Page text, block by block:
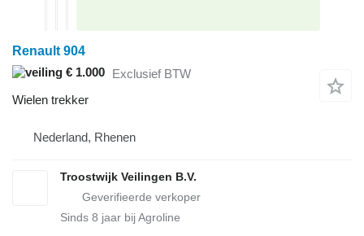
Renault 904
€ 1.000 Exclusief BTW
Wielen trekker
Nederland, Rhenen
Troostwijk Veilingen B.V.
Sinds 8 jaar bij Agroline